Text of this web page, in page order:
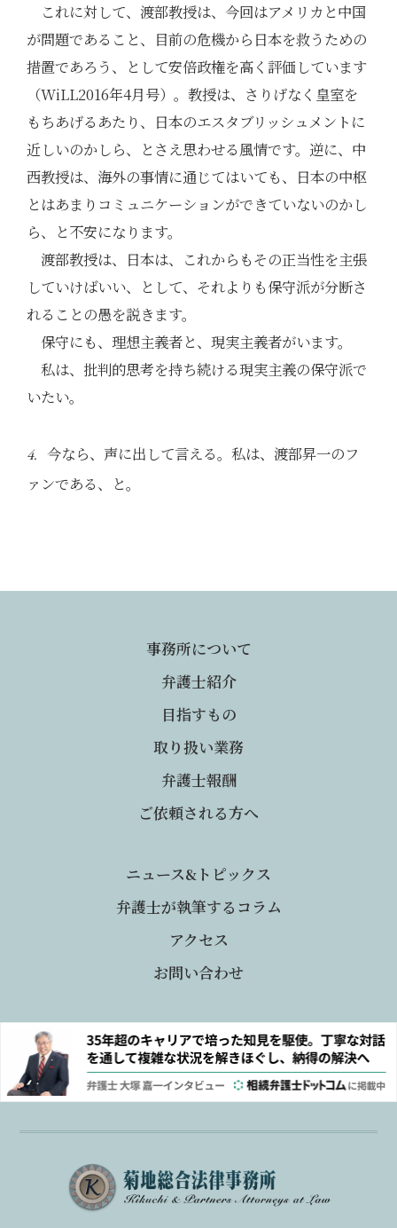
これに対して、渡部教授は、今回はアメリカと中国
が問題であること、目前の危機から日本を救うための
措置であろう、として安倍政権を高く評価しています
（WiLL2016年4月号）。教授は、さりげなく皇室を
もちあげるあたり、日本のエスタブリッシュメントに
近しいのかしら、とさえ思わせる風情です。逆に、中
西教授は、海外の事情に通じてはいても、日本の中枢
とはあまりコミュニケーションができていないのかし
ら、と不安になります。
渡部教授は、日本は、これからもその正当性を主張
していけばいい、として、それよりも保守派が分断さ
れることの愚を説きます。
保守にも、理想主義者と、現実主義者がいます。
私は、批判的思考を持ち続ける現実主義の保守派で
いたい。
4. 今なら、声に出して言える。私は、渡部昇一のフ
ァンである、と。
事務所について
弁護士紹介
目指すもの
取り扱い業務
弁護士報酬
ご依頼される方へ
ニュース&トピックス
弁護士が執筆するコラム
アクセス
お問い合わせ